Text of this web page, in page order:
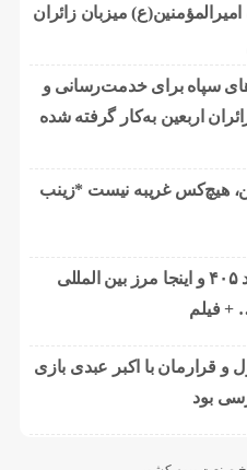
میزبان زائران
سپاه برای خدمت‌رسانی و
اربعین به‌کار گرفته شده
هیچ‌کس غریبه نیست *زینب
امروز ۶ مرداد ۴۰۵ و اینجا مرز بین المللی
+ فیلم
و قرارمان با اکبر عبدی بازی
بود